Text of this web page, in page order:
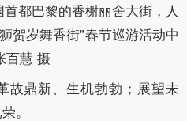
都巴黎的香榭丽舍大街，人
贺岁舞香街”春节巡游活动中
百慧 摄
故鼎新、生机勃勃；展望未
。